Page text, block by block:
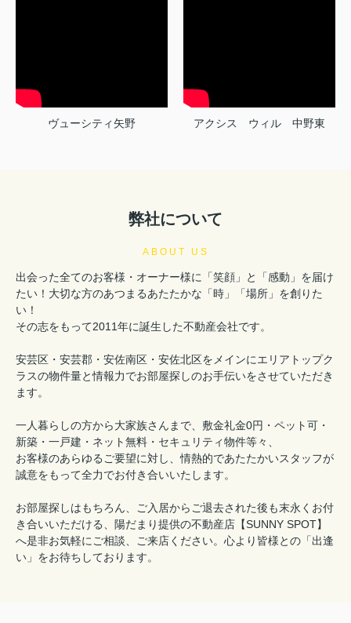
ヴューシティ矢野 アクシス ウィル 中野東
弊社について
ABOUT US
出会った全てのお客様・オーナー様に「笑顔」と「感動」を届け
たい！大切な方のあつまるあたたかな「時」「場所」を創りた
い！
その志をもって2011年に誕生した不動産会社です。
安芸区・安芸郡・安佐南区・安佐北区をメインにエリアトップク
ラスの物件量と情報力でお部屋探しのお手伝いをさせていただき
ます。
一人暮らしの方から大家族さんまで、敷金礼金0円・ペット可・
新築・一戸建・ネット無料・セキュリティ物件等々、
お客様のあらゆるご要望に対し、情熱的であたたかいスタッフが
誠意をもって全力でお付き合いいたします。
お部屋探しはもちろん、ご入居からご退去された後も末永くお付
き合いいただける、陽だまり提供の不動産店【SUNNY SPOT】
へ是非お気軽にご相談、ご来店ください。心より皆様との「出逢
い」をお待ちしております。